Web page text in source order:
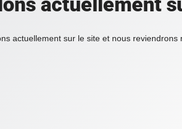
actuellement sur le site et nous reviendrons